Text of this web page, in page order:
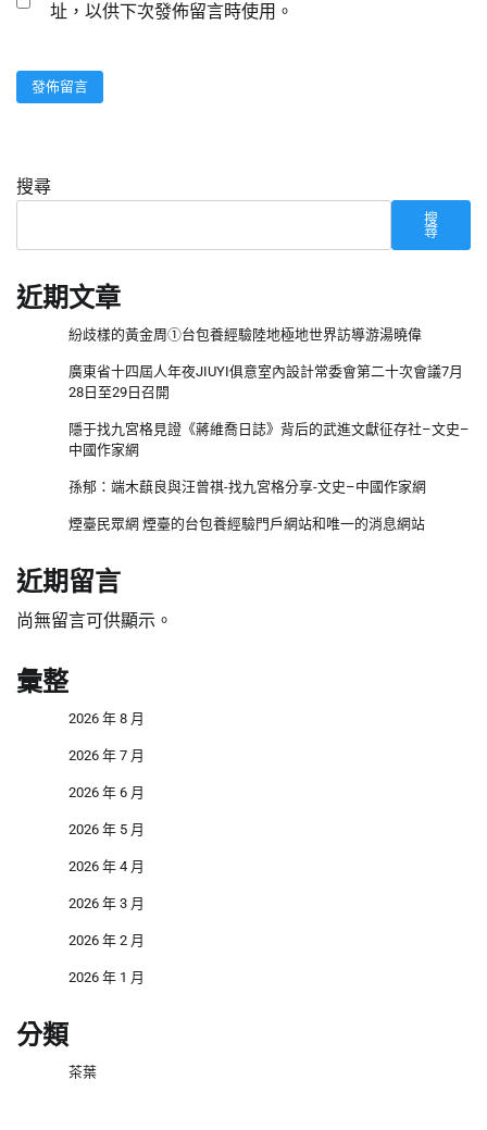
址，以供下次發佈留言時使用。
搜尋
搜
尋
近期文章
紛歧樣的黃金周①台包養經驗陸地極地世界訪導游湯曉偉
廣東省十四屆人年夜JIUYI俱意室內設計常委會第二十次會議7月
28日至29日召開
隱于找九宮格見證《蔣維喬日誌》背后的武進文獻征存社–文史–
中國作家網
孫郁：端木蕻良與汪曾祺-找九宮格分享-文史–中國作家網
煙臺民眾網 煙臺的台包養經驗門戶網站和唯一的消息網站
近期留言
尚無留言可供顯示。
彙整
2026 年 8 月
2026 年 7 月
2026 年 6 月
2026 年 5 月
2026 年 4 月
2026 年 3 月
2026 年 2 月
2026 年 1 月
分類
茶葉